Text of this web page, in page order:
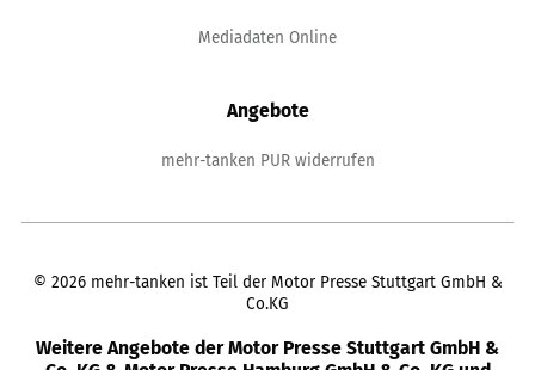
Mediadaten Online
Angebote
mehr-tanken PUR widerrufen
© 2026 mehr-tanken ist Teil der Motor Presse Stuttgart GmbH &
Co.KG
Weitere Angebote der Motor Presse Stuttgart GmbH &